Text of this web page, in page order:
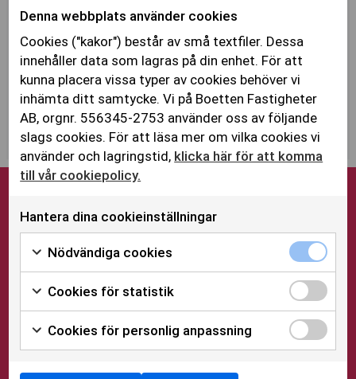
fastigheter för publika verksamheter. I varje enskilt
uppdrag används kända metoder för att skapa en unik
byggnad med högsta kvalitet. Vi finner inspiration i
utmanande projekt där vi får nyttja vår breda kompetens
som helhetsleverantör.
BOETTEN BYGG
BYGGPROJEKT
Denna webbplats använder cookies
Cookies ("kakor") består av små textfiler. Dessa
innehåller data som lagras på din enhet. För att
kunna placera vissa typer av cookies behöver vi
inhämta ditt samtycke. Vi på Boetten Fastigheter
AB, orgnr. 556345-2753 använder oss av följande
slags cookies. För att läsa mer om vilka cookies vi
använder och lagringstid, klicka här för att komma
till vår cookiepolicy.
Hantera dina cookieinställningar
Nödvändiga cookies
Cookies för statistik
Cookies för personlig anpassning